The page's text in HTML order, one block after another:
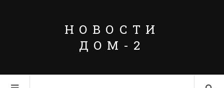
НОВОСТИ
ДОМ-2